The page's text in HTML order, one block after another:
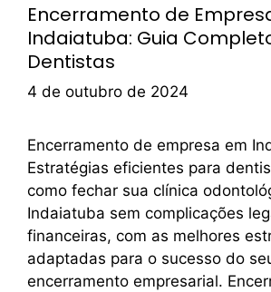
Encerramento de
Indaiatuba: Guia
Dentistas
4 de outubro de 2024
Encerramento de empresa em
Estratégias eficientes para
como fechar sua clínica
Indaiatuba sem complicações
financeiras, com as melhores
adaptadas para o sucesso do
encerramento empresarial.